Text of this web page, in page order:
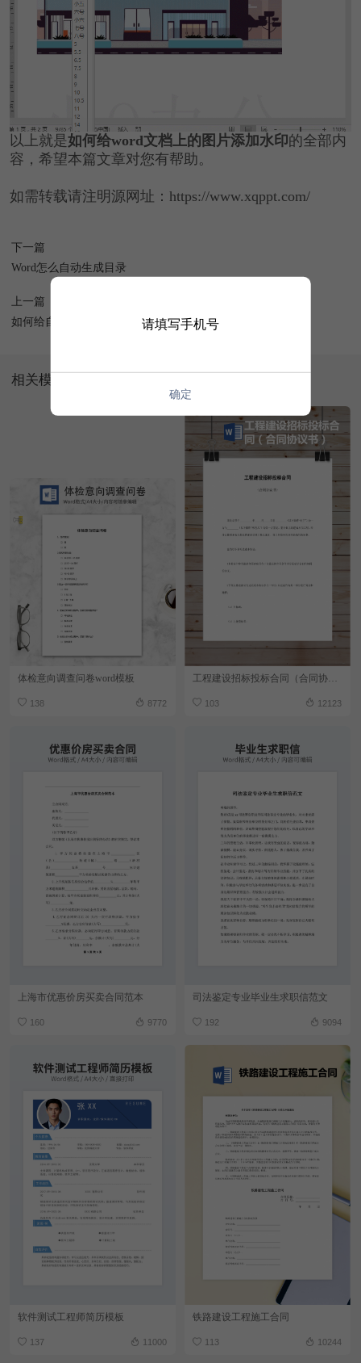
以上就是如何给word文档上的图片添加水印的全部内
容，希望本篇文章对您有帮助。
如需转载请注明源网址：https://www.xqppt.com/
下一篇
Word怎么自动生成目录
上一篇
如何给自己的Word文档添加水印？
相关模板
体检意向调查问卷word模板
138 8772 103 12123
上海市优惠价房买卖合同范本
160 9770
司法鉴定专业毕业生求职信范文
192 9094
软件测试工程师简历模板
137 11000
铁路建设工程施工合同
113 10244
请填写手机号
确定